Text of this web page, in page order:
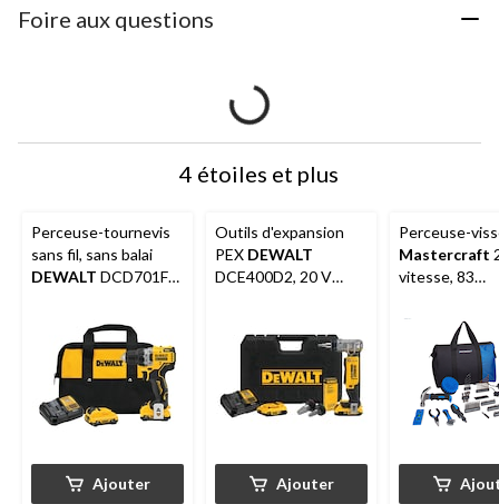
Foire aux questions
4 étoiles et plus
Perceuse-tournevis
sans fil, sans balai
DEWALT DCD701F2
Ajouter
Outils d'expansion
PEX DEWALT
DCE400D2, 20 V
Ajouter
Perceuse-
Mastercraft
vitesse, 83
et chargeur
POD 2,0 Ah,
compatible
POD